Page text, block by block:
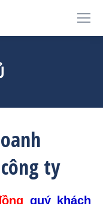
ty
quý khách